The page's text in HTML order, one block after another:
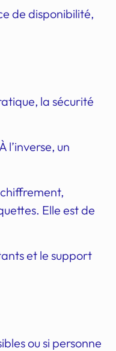
de disponibilité,
la sécurité
l’inverse, un
Elle est de
et le support
ou si personne